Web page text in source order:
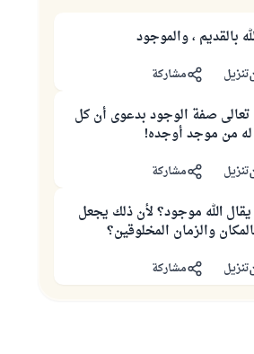
بالقديم ، والموجود
تنزيل مشاركة
تعالى صفة الوجود بدعوى أن كل
له من موجد أوجده!
تنزيل مشاركة
الله موجود؟ لأن ذلك يجعل
والزمان المخلوقين؟
تنزيل مشاركة